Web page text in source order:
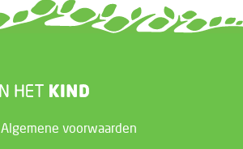
Algemene voorwaarden